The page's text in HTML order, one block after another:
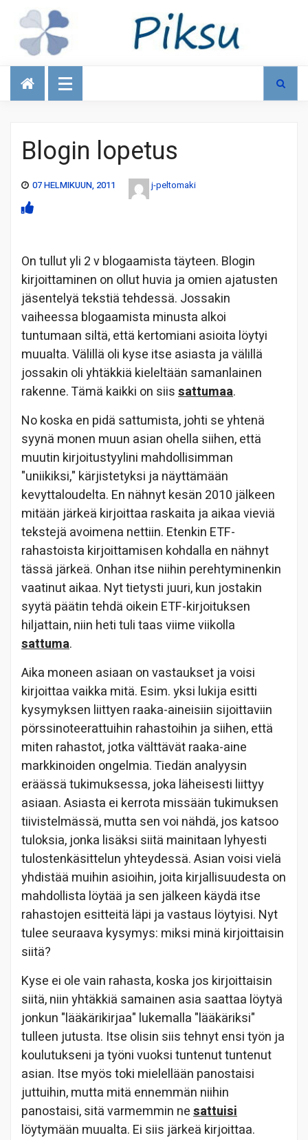
Talous
Blogin lopetus
07 HELMIKUUN, 2011 j-peltomaki
On tullut yli 2 v blogaamista täyteen. Blogin
kirjoittaminen on ollut huvia ja omien ajatusten
jäsentelyä tekstiä tehdessä. Jossakin
vaiheessa blogaamista minusta alkoi
tuntumaan siltä, että kertomiani asioita löytyi
muualta. Välillä oli kyse itse asiasta ja välillä
jossakin oli yhtäkkiä kieleltään samanlainen
rakenne. Tämä kaikki on siissattumaa.
No koska en pidä sattumista, johti se yhtenä
syynä monen muun asian ohella siihen, että
muutin kirjoitustyylini mahdollisimman
"uniikiksi," kärjistetyksi ja näyttämään
kevyttaloudelta. En nähnyt kesän 2010 jälkeen
mitään järkeä kirjoittaa raskaita ja aikaa vieviä
tekstejä avoimena nettiin. Etenkin ETF-
rahastoista kirjoittamisen kohdalla en nähnyt
tässä järkeä. Onhan itse niihin perehtyminenkin
vaatinut aikaa. Nyt tietysti juuri, kun jostakin
syytä päätin tehdä oikein ETF-kirjoituksen
hiljattain, niin heti tuli taas viime viikolla
sattuma.
Aika moneen asiaan on vastaukset ja voisi
kirjoittaa vaikka mitä. Esim. yksi lukija esitti
kysymyksen liittyen raaka-aineisiin sijoittaviin
pörssinoteerattuihin rahastoihin ja siihen, että
miten rahastot, jotka välttävät raaka-aine
markkinoiden ongelmia. Tiedän analyysin
eräässä tukimuksessa, joka läheisesti liittyy
asiaan. Asiasta ei kerrota missään tukimuksen
tiivistelmässä, mutta sen voi nähdä, jos katsoo
tuloksia, jonka lisäksi siitä mainitaan lyhyesti
tulostenkäsittelun yhteydessä. Asian voisi vielä
yhdistää muihin asioihin, joita kirjallisuudesta on
mahdollista löytää ja sen jälkeen käydä itse
rahastojen esitteitä läpi ja vastaus löytyisi. Nyt
tulee seuraava kysymys: miksi minä kirjoittaisin
siitä?
Kyse ei ole vain rahasta, koska jos kirjoittaisin
siitä, niin yhtäkkiä samainen asia saattaa löytyä
jonkun "lääkärikirjaa" lukemalla "lääkäriksi"
tulleen jutusta. Itse olisin siis tehnyt ensi työn ja
koulutukseni ja työni vuoksi tuntenut tuntenut
asian. Itse myös toki mielellään panostaisi
juttuihin, mutta mitä ennemmän niihin
panostaisi, sitä varmemmin nesattuisi
löytymään muualta. Ei siis järkeä kirjoittaa.